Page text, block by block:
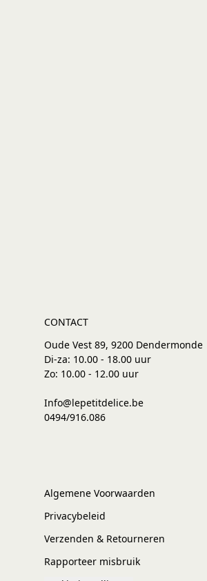
CONTACT
Oude Vest 89, 9200 Dendermonde
Di-za: 10.00 - 18.00 uur
Zo: 10.00 - 12.00 uur
Info@lepetitdelice.be
0494/916.086
Algemene Voorwaarden
Privacybeleid
Verzenden & Retourneren
Rapporteer misbruik